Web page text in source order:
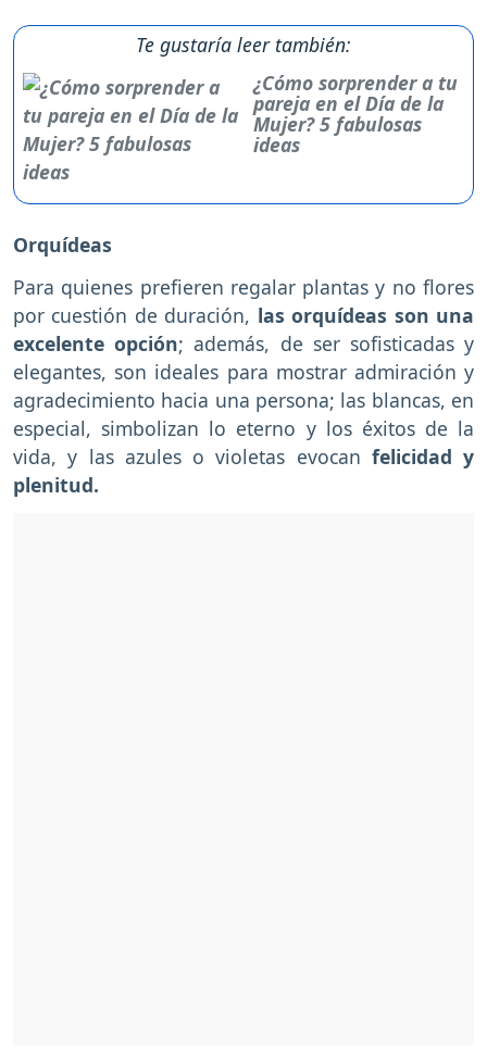
Te gustaría leer también:
¿Cómo sorprender a tu
pareja en el Día de la
Mujer? 5 fabulosas
ideas
Orquídeas
Para quienes prefieren regalar plantas y no flores
por cuestión de duración, las orquídeas son una
excelente opción; además, de ser sofisticadas y
elegantes, son ideales para mostrar admiración y
agradecimiento hacia una persona; las blancas, en
especial, simbolizan lo eterno y los éxitos de la
vida, y las azules o violetas evocan felicidad y
plenitud.